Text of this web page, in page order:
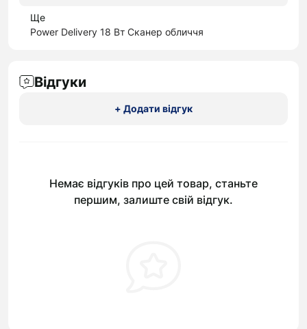
Ще
Power Delivery 18 Вт Сканер обличчя
Відгуки
+ Додати відгук
Немає відгуків про цей товар, станьте
першим, залиште свій відгук.